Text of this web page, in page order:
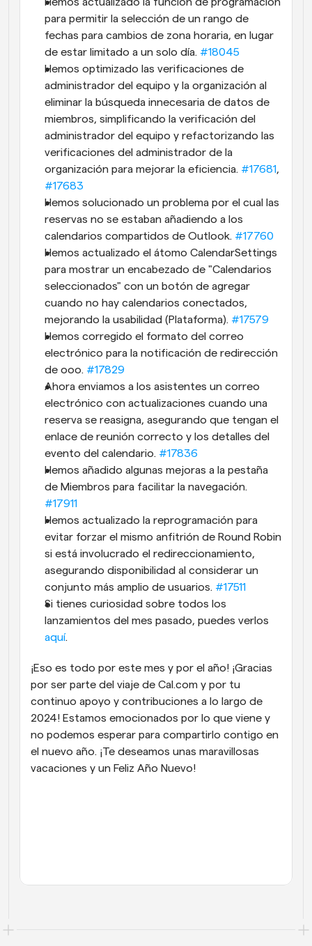
para permitir la selección de un rango de
fechas para cambios de zona horaria, en lugar
de estar limitado a un solo día. #18045
Hemos optimizado las verificaciones de
administrador del equipo y la organización al
eliminar la búsqueda innecesaria de datos de
miembros, simplificando la verificación del
administrador del equipo y refactorizando las
verificaciones del administrador de la
organización para mejorar la eficiencia. #17681
#17683
Hemos solucionado un problema por el cual las
reservas no se estaban añadiendo a los
calendarios compartidos de Outlook. #17760
Hemos actualizado el átomo CalendarSettings
para mostrar un encabezado de "Calendarios
seleccionados" con un botón de agregar
cuando no hay calendarios conectados,
mejorando la usabilidad (Plataforma). #17579
Hemos corregido el formato del correo
electrónico para la notificación de redirección
de ooo. #17829
Ahora enviamos a los asistentes un correo
electrónico con actualizaciones cuando una
reserva se reasigna, asegurando que tengan el
enlace de reunión correcto y los detalles del
evento del calendario. #17836
Hemos añadido algunas mejoras a la pestaña
#17911
Hemos actualizado la reprogramación para
evitar forzar el mismo anfitrión de Round Robin
si está involucrado el redireccionamiento,
asegurando disponibilidad al considerar un
conjunto más amplio de usuarios. #17511
Si tienes curiosidad sobre todos los
aquí.
¡Eso es todo por este mes y por el año! ¡Gracias
por ser parte del viaje de Cal.com y por tu
continuo apoyo y contribuciones a lo largo de
2024! Estamos emocionados por lo que viene y
no podemos esperar para compartirlo contigo en
el nuevo año. ¡Te deseamos unas maravillosas
vacaciones y un Feliz Año Nuevo!